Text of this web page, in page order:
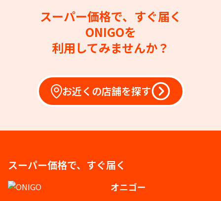
スーパー価格で、すぐ届く
ONIGOを
利用してみませんか？
お近くの店舗を探す
スーパー価格で、すぐ届く
オニゴー